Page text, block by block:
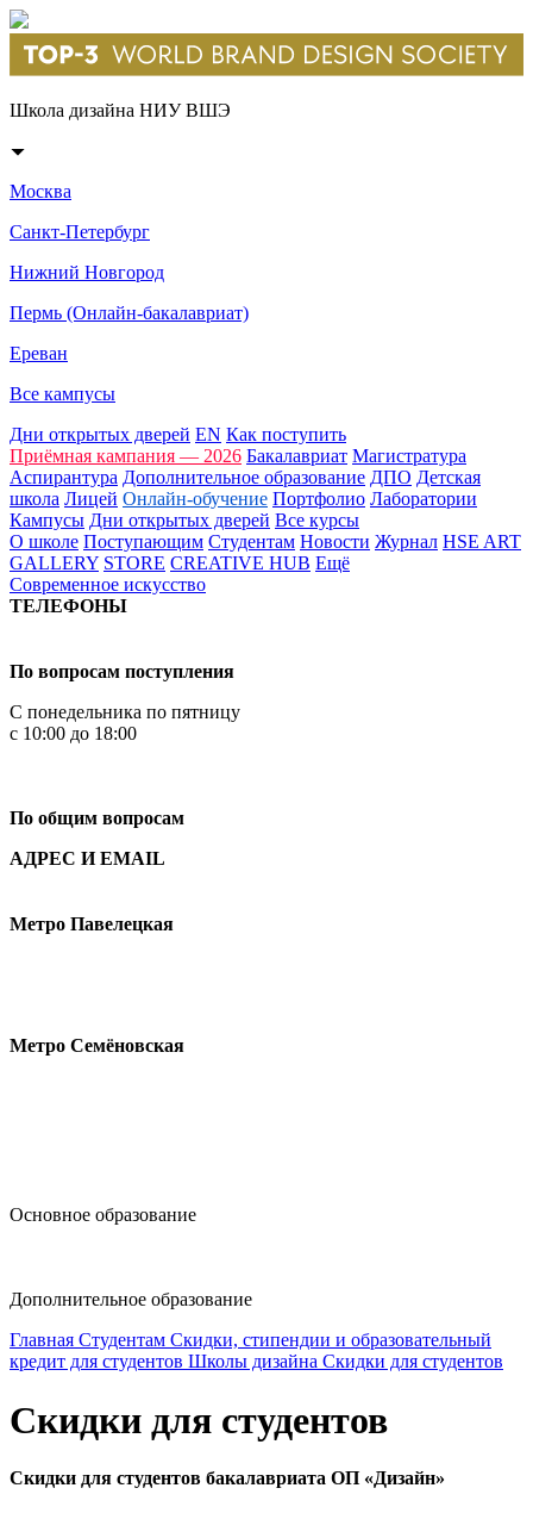
Школа дизайна НИУ ВШЭ
Москва
Санкт-Петербург
Нижний Новгород
Пермь (Онлайн-бакалавриат)
Ереван
Все кампусы
Дни открытых дверей EN Как поступить
Приёмная кампания — 2026 Бакалавриат Магистратура
Аспирантура Дополнительное образование ДПО Детская
школа Лицей Онлайн-обучение Портфолио Лаборатории
Кампусы Дни открытых дверей Все курсы
О школе Поступающим Студентам Новости Журнал HSE ART
GALLERY STORE CREATIVE HUB Ещё
Современное искусство
ТЕЛЕФОНЫ
По вопросам поступления
С понедельника по пятницу
с 10:00 до 18:00
По общим вопросам
АДРЕС И EMAIL
Метро Павелецкая
Метро Семёновская
Основное образование
Дополнительное образование
Главная Студентам Скидки, стипендии и образовательный
кредит для студентов Школы дизайна Скидки для студентов
Скидки для студентов
Скидки для студентов бакалавриата​ ОП «Дизайн»